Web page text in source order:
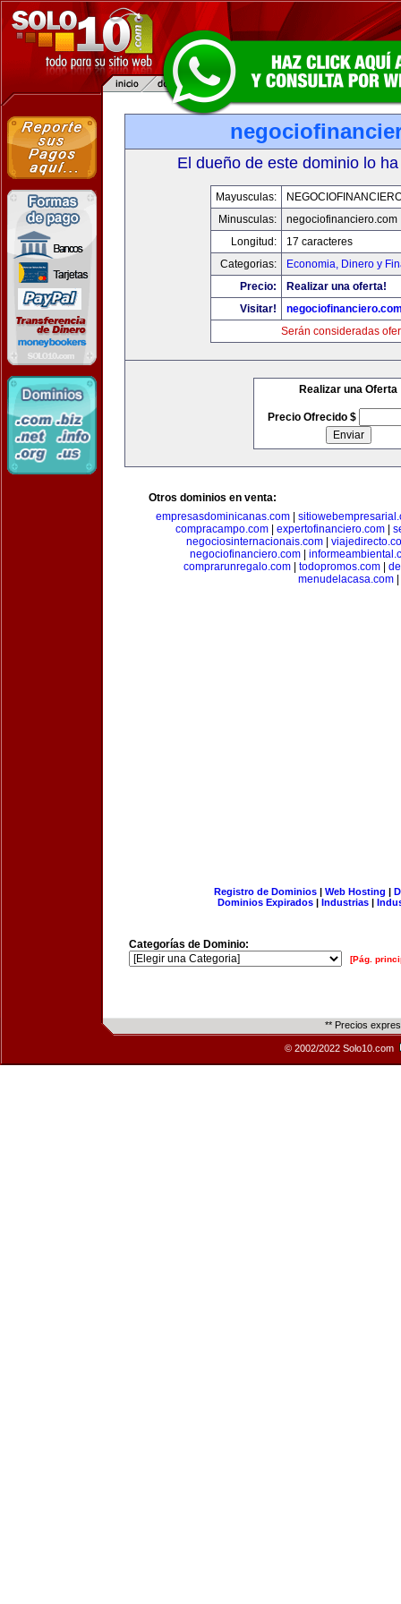
El dueño de este dominio lo
Mayusculas:
Minusculas:
negociofinanciero.com
Longitud:
17 caracteres
Categorias:
Economia, Dinero y
Precio:
Realizar una oferta!
Visitar!
Serán consideradas
Realizar una Oferta
Precio Ofrecido $
Otros dominios en venta:
empresasdominicanas.com|
compracampo.com| expertofinanciero.com|
negociosinternacionais.com
negociofinanciero.com
comprarunregalo.com| todopromos.com|
menudelacasa.com|
Registro de Dominios| Web Hosting |
Dominios Expirados | Industrias |
Categorías de Dominio:
[Pág.
** Precios
© 2002/2022 Solo10.com